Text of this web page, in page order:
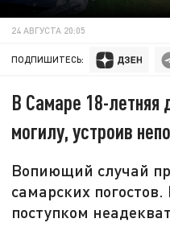
24 АВГУСТА 20:05
ПОДПИШИТЕСЬ:
В Самаре 18-летняя
могилу, устроив
Вопиющий случай
самарских
поступком